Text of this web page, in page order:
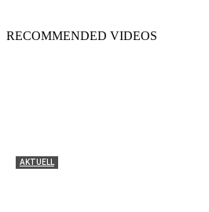
RECOMMENDED VIDEOS
AKTUELL